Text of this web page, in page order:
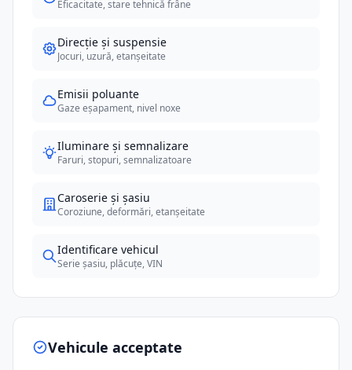
Eficacitate, stare tehnică frâne
Direcție și suspensie
Jocuri, uzură, etanșeitate
Emisii poluante
Gaze eșapament, nivel noxe
Iluminare și semnalizare
Faruri, stopuri, semnalizatoare
Caroserie și șasiu
Coroziune, deformări, etanșeitate
Identificare vehicul
Serie șasiu, plăcuțe, VIN
Vehicule acceptate